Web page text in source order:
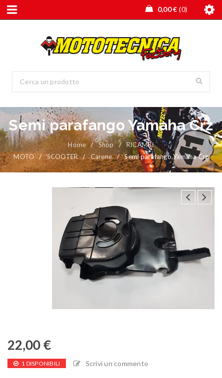
0,00€ 0
Semi parafango Yamaha Crz
Home / Shop /
RICAMBI
MOTO
/ SCOOTER / Carene / Semi parafango Yamaha Crz
22,00 €
1 DISPONIBILI Scrivi un commento